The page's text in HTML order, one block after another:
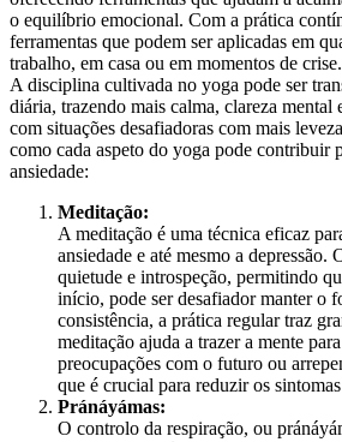
o equilíbrio emocional. Com a prática
ferramentas que podem ser aplicadas em
trabalho, em casa ou em momentos de crise.
A disciplina cultivada no yoga pode ser
diária, trazendo mais calma, clareza mental
com situações desafiadoras com mais
como cada aspeto do yoga pode contribuir
ansiedade:
Meditação:
A meditação é uma técnica eficaz
ansiedade e até mesmo a depressão.
quietude e introspeção, permitindo
início, pode ser desafiador manter o
consistência, a prática regular traz
meditação ajuda a trazer a mente
preocupações com o futuro ou
que é crucial para reduzir os
Pránáyámas:
O controlo da respiração, ou